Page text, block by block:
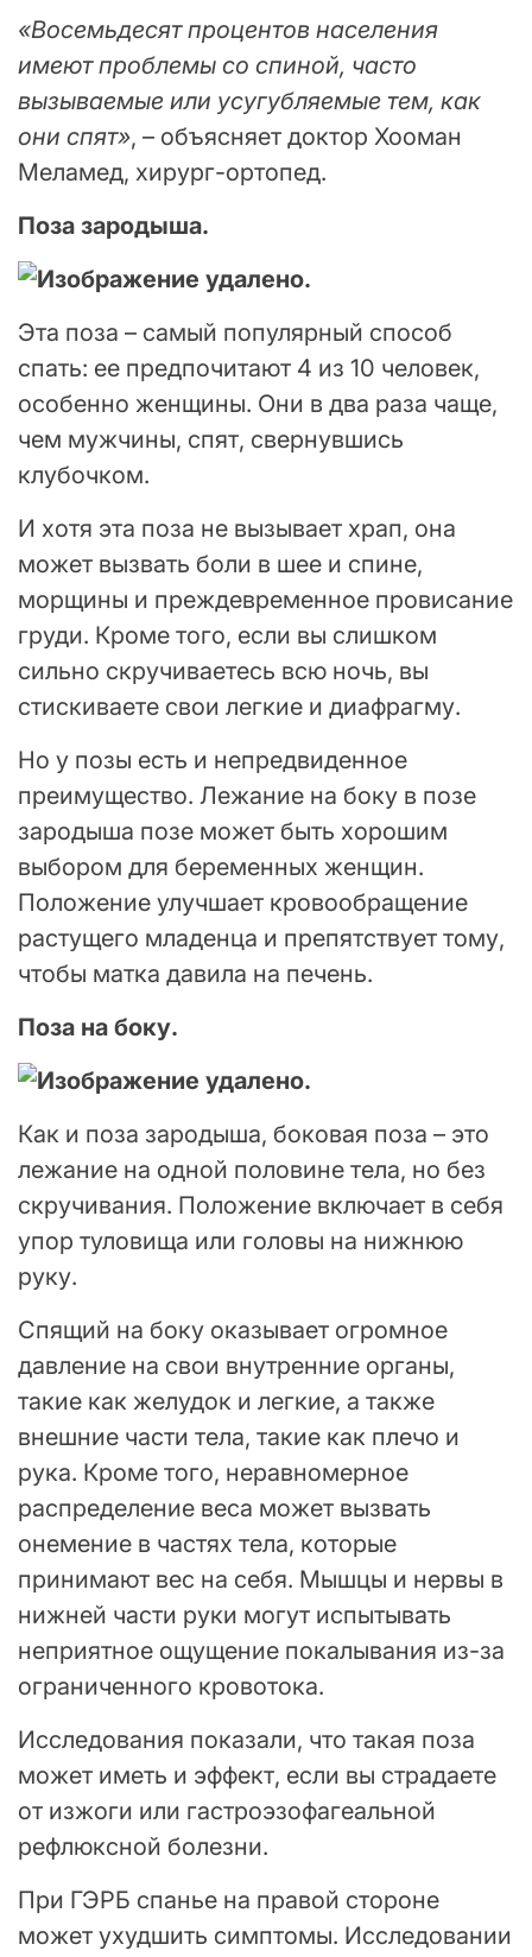
«Восемьдесят процентов населения
имеют проблемы со спиной, часто
вызываемые или усугубляемые тем, как
они спят», – объясняет доктор Хооман
Меламед, хирург-ортопед.
Поза зародыша.
Эта поза – самый популярный способ
спать: ее предпочитают 4 из 10 человек,
особенно женщины. Они в два раза чаще,
чем мужчины, спят, свернувшись
клубочком.
И хотя эта поза не вызывает храп, она
может вызвать боли в шее и спине,
морщины и преждевременное провисание
груди. Кроме того, если вы слишком
сильно скручиваетесь всю ночь, вы
стискиваете свои легкие и диафрагму.
Но у позы есть и непредвиденное
преимущество. Лежание на боку в позе
зародыша позе может быть хорошим
выбором для беременных женщин.
Положение улучшает кровообращение
растущего младенца и препятствует тому,
чтобы матка давила на печень.
Поза на боку.
Как и поза зародыша, боковая поза – это
лежание на одной половине тела, но без
скручивания. Положение включает в себя
упор туловища или головы на нижнюю
руку.
Спящий на боку оказывает огромное
давление на свои внутренние органы,
такие как желудок и легкие, а также
внешние части тела, такие как плечо и
рука. Кроме того, неравномерное
распределение веса может вызвать
онемение в частях тела, которые
принимают вес на себя. Мышцы и нервы в
нижней части руки могут испытывать
неприятное ощущение покалывания из-за
ограниченного кровотока.
Исследования показали, что такая поза
может иметь и эффект, если вы страдаете
от изжоги или гастроэзофагеальной
рефлюксной болезни.
При ГЭРБ спанье на правой стороне
может ухудшить симптомы. Исследовании